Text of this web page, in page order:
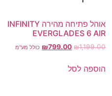
אוהל פתיחה מהירה INFINITY
EVERGLADES 6 AIR
₪1,199.00
₪799.00 כולל מע"מ
הוספה לסל